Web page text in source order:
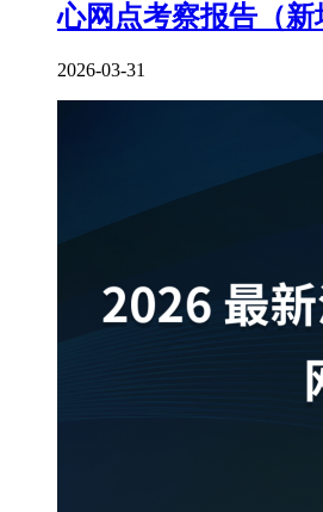
心网点考察报告（新
2026-03-31